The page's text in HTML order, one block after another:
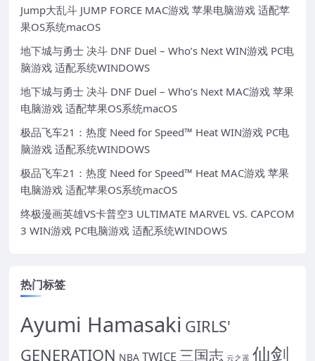
Jump大乱斗 JUMP FORCE MAC游戏 苹果电脑游戏 适配苹
果OS系统macOS
地下城与勇士 决斗 DNF Duel – Who’s Next WIN游戏 PC电
脑游戏 适配系统WINDOWS
地下城与勇士 决斗 DNF Duel – Who’s Next MAC游戏 苹果
电脑游戏 适配苹果OS系统macOS
极品飞车21：热度 Need for Speed™ Heat WIN游戏 PC电
脑游戏 适配系统WINDOWS
极品飞车21：热度 Need for Speed™ Heat MAC游戏 苹果
电脑游戏 适配苹果OS系统macOS
终极漫画英雄VS卡普空3 ULTIMATE MARVEL VS. CAPCOM
3 WIN游戏 PC电脑游戏 适配系统WINDOWS
热门标签
Ayumi Hamasaki GIRLS'
GENERATION NBA TWICE三国志 云之遥 仙剑